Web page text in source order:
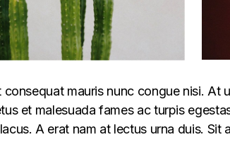
mauris nunc congue nisi. At
et malesuada fames ac turpis
A erat nam at lectus urna duis. Sit